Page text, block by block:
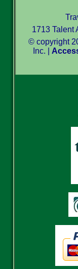
1713 Talent
© copyright
Inc. |